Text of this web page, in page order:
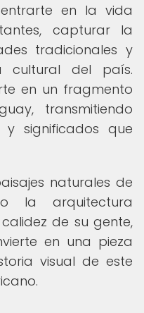
en la vida
capturar la
tradicionales y
cultural del país.
en un fragmento
transmitiendo
y significados que
naturales de
la arquitectura
de su gente,
en una pieza
visual de este